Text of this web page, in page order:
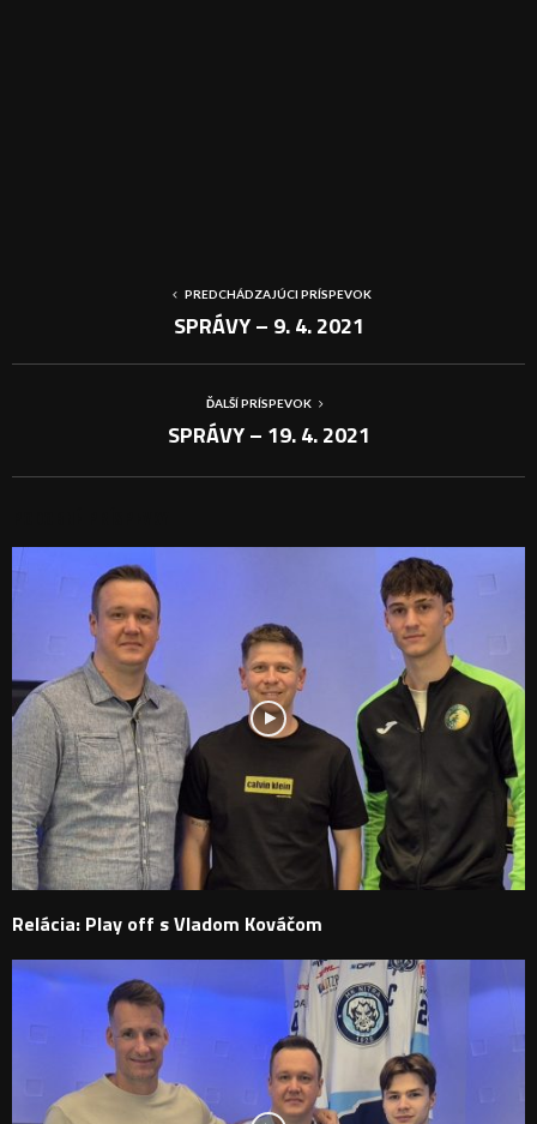
PREDCHÁDZAJÚCI PRÍSPEVOK
SPRÁVY – 9. 4. 2021
ĎALŠÍ PRÍSPEVOK
SPRÁVY – 19. 4. 2021
Relácia: Play off s Vladom Kováčom